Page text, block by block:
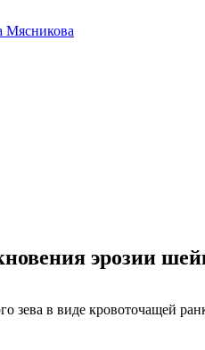
Мясникова
эрозии
зева в виде кровоточащей